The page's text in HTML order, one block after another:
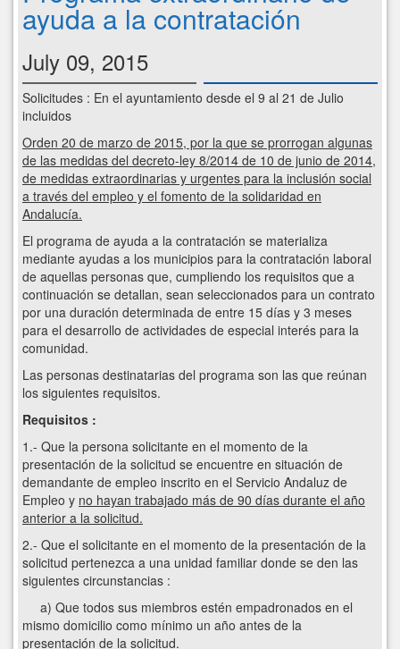
ayuda a la contratación
July 09, 2015
Solicitudes : En el ayuntamiento desde el 9 al 21 de Julio
incluidos
Orden 20 de marzo de 2015, por la que se prorrogan algunas
de las medidas del decreto-ley 8/2014 de 10 de junio de 2014,
de medidas extraordinarias y urgentes para la inclusión social
a través del empleo y el fomento de la solidaridad en
Andalucía.
El programa de ayuda a la contratación se materializa
mediante ayudas a los municipios para la contratación laboral
de aquellas personas que, cumpliendo los requisitos que a
continuación se detallan, sean seleccionados para un contrato
por una duración determinada de entre 15 días y 3 meses
para el desarrollo de actividades de especial interés para la
comunidad.
Las personas destinatarias del programa son las que reúnan
los siguientes requisitos.
Requisitos :
1.- Que la persona solicitante en el momento de la
presentación de la solicitud se encuentre en situación de
demandante de empleo inscrito en el Servicio Andaluz de
Empleo y no hayan trabajado más de 90 días durante el año
anterior a la solicitud.
2.- Que el solicitante en el momento de la presentación de la
solicitud pertenezca a una unidad familiar donde se den las
siguientes circunstancias :
a) Que todos sus miembros estén empadronados en el
mismo domicilio como mínimo un año antes de la
presentación de la solicitud.